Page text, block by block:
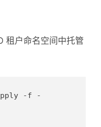
租户命名空间中托管
-f -